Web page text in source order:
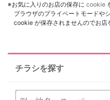
※お気に入りのお店の保存に cookie
ブラウザのプライベートモードや
cookie が保存されませんのでお店
チラシを探す